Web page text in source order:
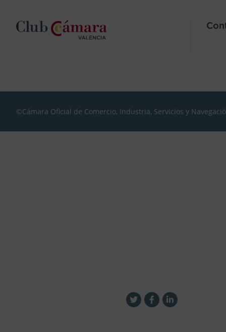
©Cámara Oficial de Comercio, Industria, Servicios y